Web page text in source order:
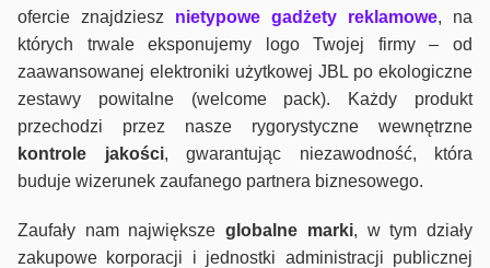
ofercie znajdziesz nietypowe gadżety reklamowe, na
których trwale eksponujemy logo Twojej firmy – od
zaawansowanej elektroniki użytkowej JBL po ekologiczne
zestawy powitalne (welcome pack). Każdy produkt
przechodzi przez nasze rygorystyczne wewnętrzne
kontrole jakości, gwarantując niezawodność, która
buduje wizerunek zaufanego partnera biznesowego.
Zaufały nam największeglobalne marki, w tym działy
zakupowe korporacji i jednostki administracji publicznej